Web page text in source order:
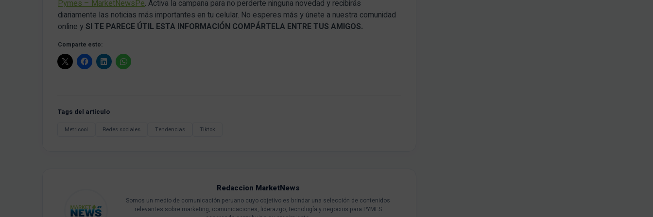
Pymes – MarketNewsPe. Activa la campana para no perderte ninguna novedad y recibirás
diariamente las noticias más importantes en tu celular. No esperes más y únete a nuestra comunidad
online y SI TE PARECE ÚTIL ESTA INFORMACIÓN COMPÁRTELA ENTRE TUS AMIGOS.
Comparte esto:
Tags del artículo
Metricool Redes sociales Tendencias Tiktok
Redaccion MarketNews
Somos un medio de comunicación peruano cuyo objetivo es brindar una selección de contenidos
relevantes sobre marketing, comunicaciones, liderazgo, tecnología y negocios para PYMES